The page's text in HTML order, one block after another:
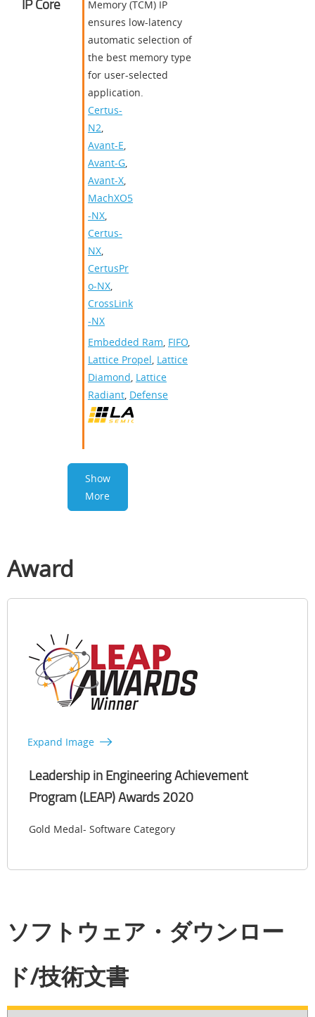
IP Core
Memory (TCM) IP
ensures low-latency
automatic selection of
the best memory type
for user-selected
application.
Certus-
N2
Avant-E
Avant-G
Avant-X
MachXO5
-NX
Certus-
NX
CertusPr
o-NX
CrossLink
-NX
Embedded Ram FIFO
Lattice Propel Lattice
Diamond Lattice
Radiant Defense
Show
More
Award
Expand Image
Leadership in Engineering Achievement
Program (LEAP) Awards 2020
Gold Medal- Software Category
ソフトウェア・ダウンロー
ド/技術文書